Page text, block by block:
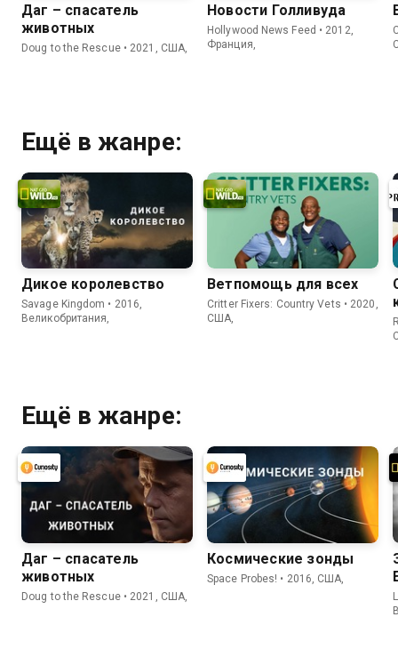
Даг – спасатель
животных
Doug to the Rescue • 2021, США,
Новости Голливуда
Hollywood News Feed • 2012,
Франция,
Ещё в жанре:
Дикое королевство
Savage Kingdom • 2016,
Великобритания,
Ветпомощь для всех
Critter Fixers: Country Vets • 2020,
США,
Ещё в жанре:
Даг – спасатель
животных
Doug to the Rescue • 2021, США,
Космические зонды
Space Probes! • 2016, США,